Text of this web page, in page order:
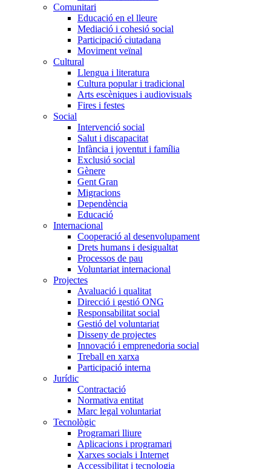
Comunitari
Educació en el lleure
Mediació i cohesió social
Participació ciutadana
Moviment veïnal
Cultural
Llengua i literatura
Cultura popular i tradicional
Arts escèniques i audiovisuals
Fires i festes
Social
Intervenció social
Salut i discapacitat
Infància i joventut i família
Exclusió social
Gènere
Gent Gran
Migracions
Dependència
Educació
Internacional
Cooperació al desenvolupament
Drets humans i desigualtat
Processos de pau
Voluntariat internacional
Projectes
Avaluació i qualitat
Direcció i gestió ONG
Responsabilitat social
Gestió del voluntariat
Disseny de projectes
Innovació i emprenedoria social
Treball en xarxa
Participació interna
Jurídic
Contractació
Normativa entitat
Marc legal voluntariat
Tecnològic
Programari lliure
Aplicacions i programari
Xarxes socials i Internet
Accessibilitat i tecnologia